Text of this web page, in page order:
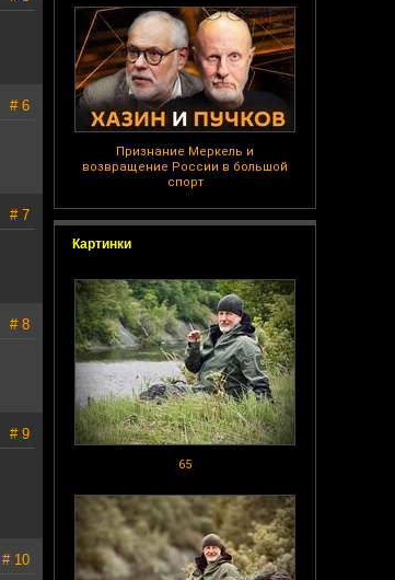
Признание Меркель и
возвращение России в большой
спорт
Картинки
65
# 6
# 7
# 8
# 9
# 10